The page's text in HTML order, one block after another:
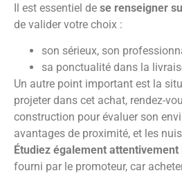
Il est essentiel de se renseigner
de valider votre choix :
son sérieux, son
sa ponctualité dans la
Un autre point important est la
projeter dans cet achat, rendez-
construction pour évaluer son
avantages de proximité, et les
Étudiez également attentivement
fourni par le promoteur, car